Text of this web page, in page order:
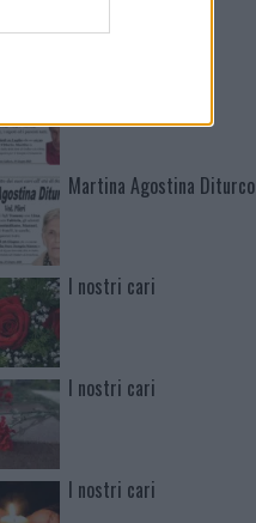
Martina Agostina Diturco
I nostri cari
I nostri cari
I nostri cari